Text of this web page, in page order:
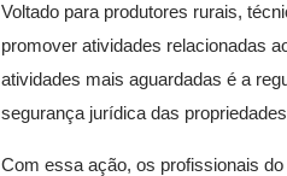
Voltado para produtores rurais,
promover atividades relacionadas
atividades mais aguardadas é a
segurança jurídica das
Com essa ação, os profissionais